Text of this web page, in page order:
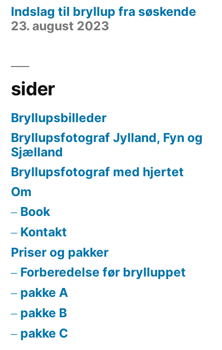
Indslag til bryllup fra søskende
23. august 2023
sider
Bryllupsbilleder
Bryllupsfotograf Jylland, Fyn og
Sjælland
Bryllupsfotograf med hjertet
Om
Book
Kontakt
Priser og pakker
Forberedelse før brylluppet
pakke A
pakke B
pakke C